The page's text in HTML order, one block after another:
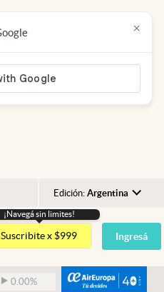
Edición: Argentina
Argentina
España
México
USA
¡Navegá sin limites!
Suscribite x $999 Ingresá
DÓLAR BLUE $ 1530
×